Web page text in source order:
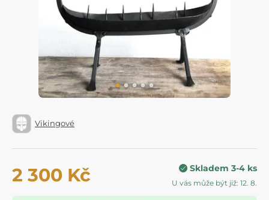
Vikingové
2 300 Kč Skladem 3-4 ks
U vás může být již: 12. 8.